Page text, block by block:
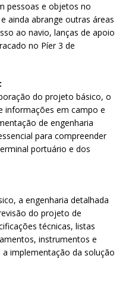
pessoas e objetos no
ainda abrange outras áreas
ao navio, lanças de apoio
no Píer 3 de
do projeto básico, o
informações em campo e
de engenharia
para compreender
portuário e dos
a engenharia detalhada
do projeto de
técnicas, listas
instrumentos e
implementação da solução